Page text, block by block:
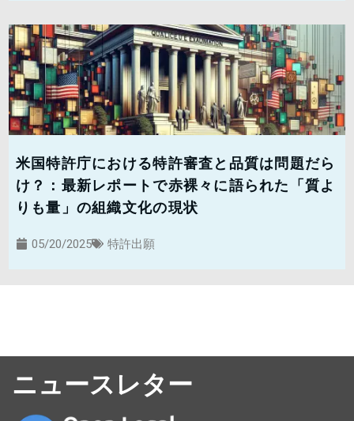
米国特許庁における特許審査と品質は問題だら
け？：最新レポートで赤裸々に語られた「質よ
りも量」の組織文化の現状
05/20/2025 特許出願
ニュースレター